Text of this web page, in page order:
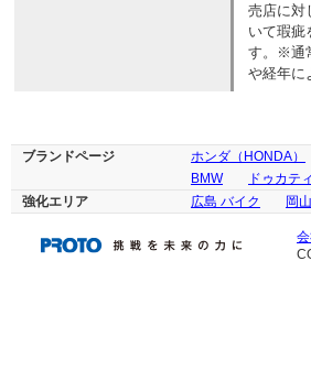
売店に対
いて瑕疵
す。※通
や経年に
ブランドページ ホンダ（HONDA）
BMW
ドゥカテ
強化エリア
広島 バイク 岡